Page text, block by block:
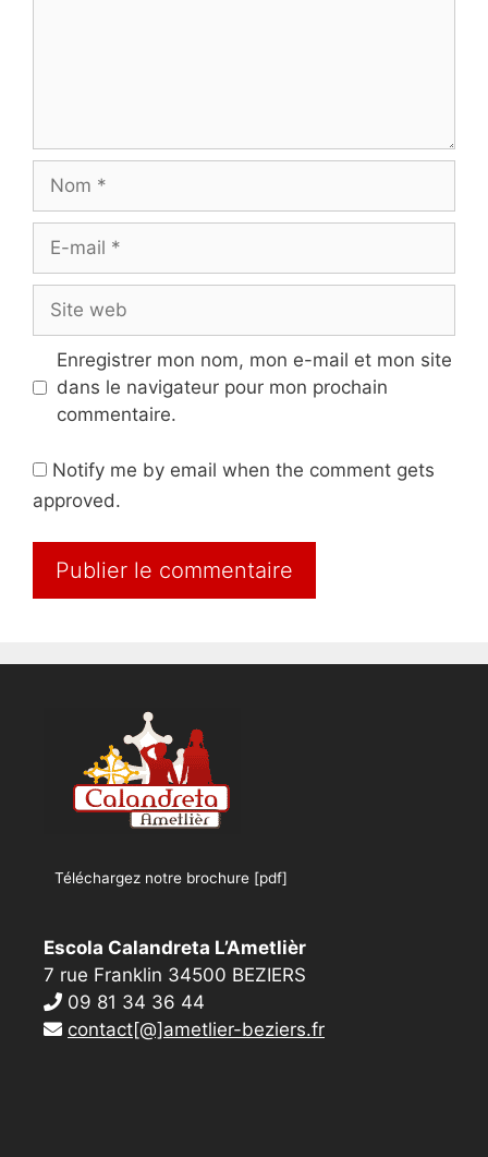
Nom
Site
web
Enregistrer mon nom, mon e-mail et mon site
dans le navigateur pour mon prochain
commentaire.
Notify me by email when the comment gets
approved.
Téléchargez notre brochure [pdf]
Escola Calandreta L’Ametlièr
7 rue Franklin 34500 BEZIERS
09 81 34 36 44
contact[@]ametlier-beziers.fr